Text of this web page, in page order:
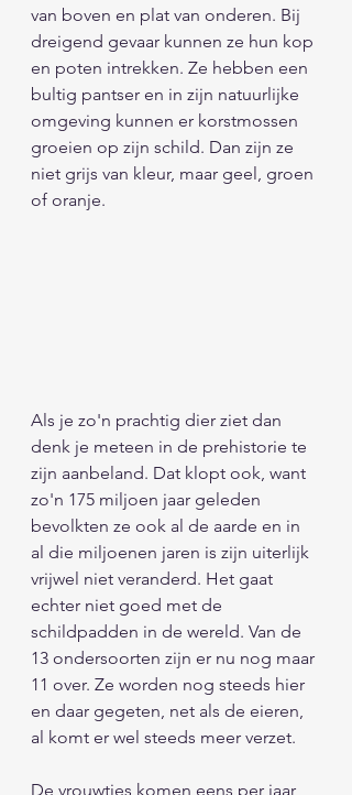
van boven en plat van onderen. Bij
dreigend gevaar kunnen ze hun kop
en poten intrekken. Ze hebben een
bultig pantser en in zijn natuurlijke
omgeving kunnen er korstmossen
groeien op zijn schild. Dan zijn ze
niet grijs van kleur, maar geel, groen
of oranje.
Als je zo'n prachtig dier ziet dan
denk je meteen in de prehistorie te
zijn aanbeland. Dat klopt ook, want
zo'n 175 miljoen jaar geleden
bevolkten ze ook al de aarde en in
al die miljoenen jaren is zijn uiterlijk
vrijwel niet veranderd. Het gaat
echter niet goed met de
schildpadden in de wereld. Van de
13 ondersoorten zijn er nu nog maar
11 over. Ze worden nog steeds hier
en daar gegeten, net als de eieren,
al komt er wel steeds meer verzet.
De vrouwtjes komen eens per jaar